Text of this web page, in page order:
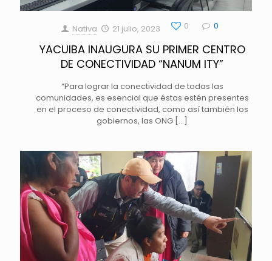
Nativa 21 julio, 2023 0 0
YACUIBA INAUGURA SU PRIMER CENTRO
DE CONECTIVIDAD “NANUM ITY”
“Para lograr la conectividad de todas las
comunidades, es esencial que éstas estén presentes
en el proceso de conectividad, como así también los
gobiernos, las ONG […]